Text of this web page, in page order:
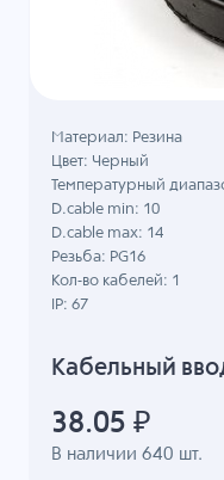
Кабельный
В наличии640 шт.
Материал: Резина
Цвет: Черный
Температурный
D.cable min: 10
D.cable max: 14
Резьба: PG16
Кол-во кабелей: 1
IP: 67
38.05 ₽